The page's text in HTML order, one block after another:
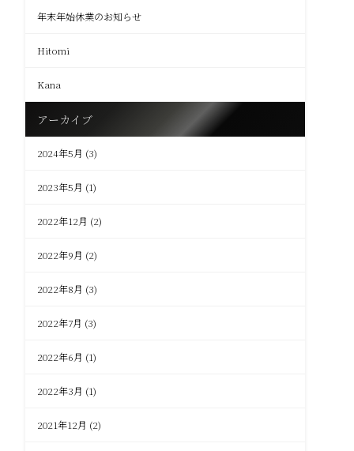
年末年始休業のお知らせ
Hitomi
Kana
アーカイブ
2024年5月 (3)
2023年5月 (1)
2022年12月 (2)
2022年9月 (2)
2022年8月 (3)
2022年7月 (3)
2022年6月 (1)
2022年3月 (1)
2021年12月 (2)